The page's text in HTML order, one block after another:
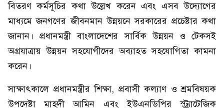
বিতরণ কর্মসূচির কথা উল্লেখ করেন এবং এসব উদ্যোগের
মাধ্যমে জনগণের জীবনমান উন্নয়নে সরকারের প্রচেষ্টার কথা
জানান। প্রধানমন্ত্রী বাংলাদেশের সার্বিক উন্নয়ন ও টেকসই
অগ্রযাত্রায় উন্নয়ন সহযোগীদের অব্যাহত সহযোগিতা কামনা
করেন।
সাক্ষাৎকালে প্রধানমন্ত্রীর শিক্ষা, প্রবাসী কল্যাণ ও শ্রমবিষয়ক
উপদেষ্টা মাহদী আমিন এবং ইউএনডিপির স্ট্র্যাটেজিক